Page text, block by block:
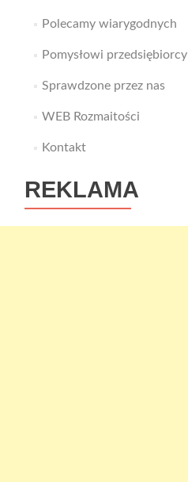
Polecamy wiarygodnych
Pomysłowi przedsiębiorcy
Sprawdzone przez nas
WEB Rozmaitości
Kontakt
REKLAMA